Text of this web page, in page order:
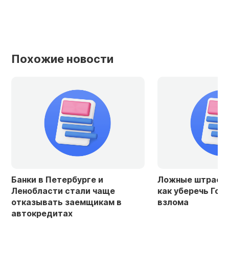
Похожие новости
Банки в Петербурге и
Ленобласти стали чаще
отказывать заемщикам в
автокредитах
Ложные
как уберечь
взлома